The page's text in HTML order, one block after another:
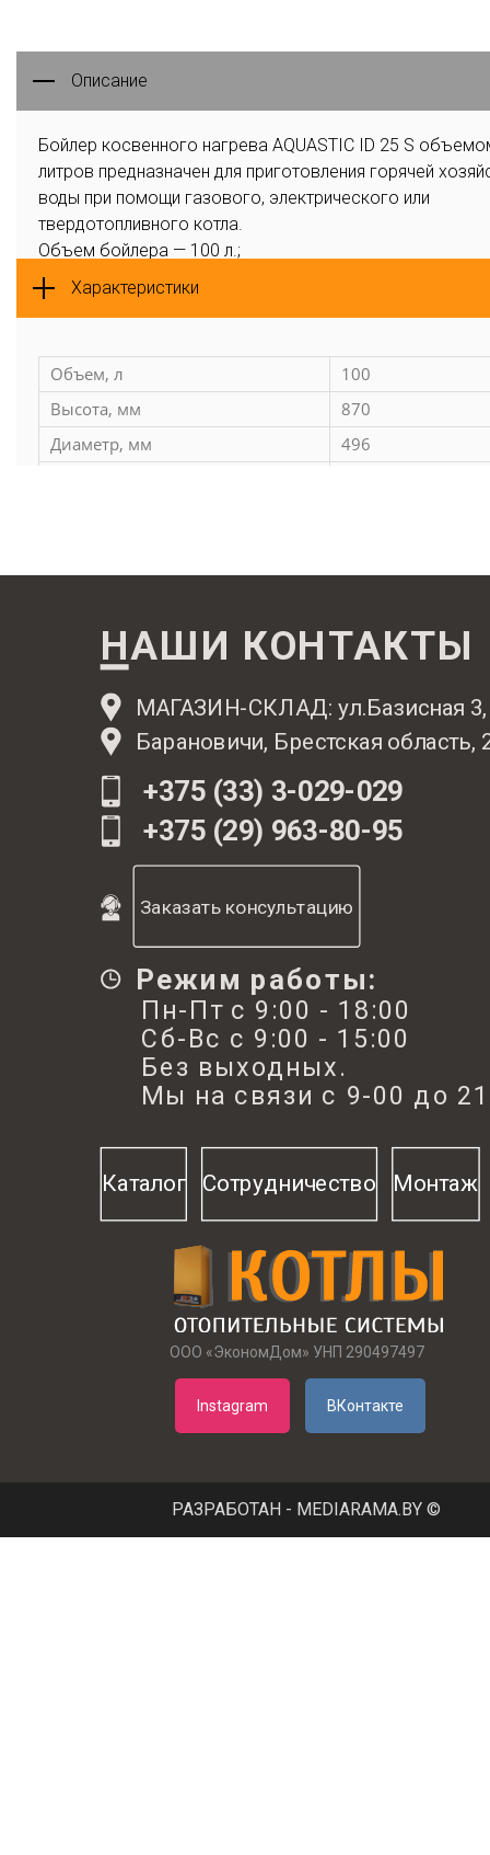
Описание
Бойлер косвенного нагрева AQUASTIC ID 25 S
литров предназначен для приготовления горячей
воды при помощи газового, электрического или
твердотопливного котла.
Объем бойлера — 100 л.;
Нагрев можно производить от любого типа котла;
Линия рециркуляции;
Энергоэффективная теплоизоляция (вспененная
Противокоррозийная защита: высокотемпературная
и магниевый анод;
Теплообменник с большим проходным сечением G1;
В комплект входит комбинированный
Характеристики
Объем, л
100
Высота, мм
870
Диаметр, мм
496
Поверхность теплообменника,
Температура горячей воды, °С
65 (макс
термостата)
НАШИ КОНТАКТЫ
МАГАЗИН-СКЛАД: ул.Базисная 3,
Барановичи, Брестская область,
+375 (33) 3-029-029
+375 (29) 963-80-95
Заказать консультацию
Режим работы:
Пн-Пт с 9:00 - 18:00
Сб-Вс с 9:00 - 15:00
Без выходных.
Мы на связи с 9-00 до
Каталог Сотрудничество Монтаж
ООО «ЭкономДом» УНП 290497497
Instagram ВКонтакте
РАЗРАБОТАН - MEDIARAMA.BY ©